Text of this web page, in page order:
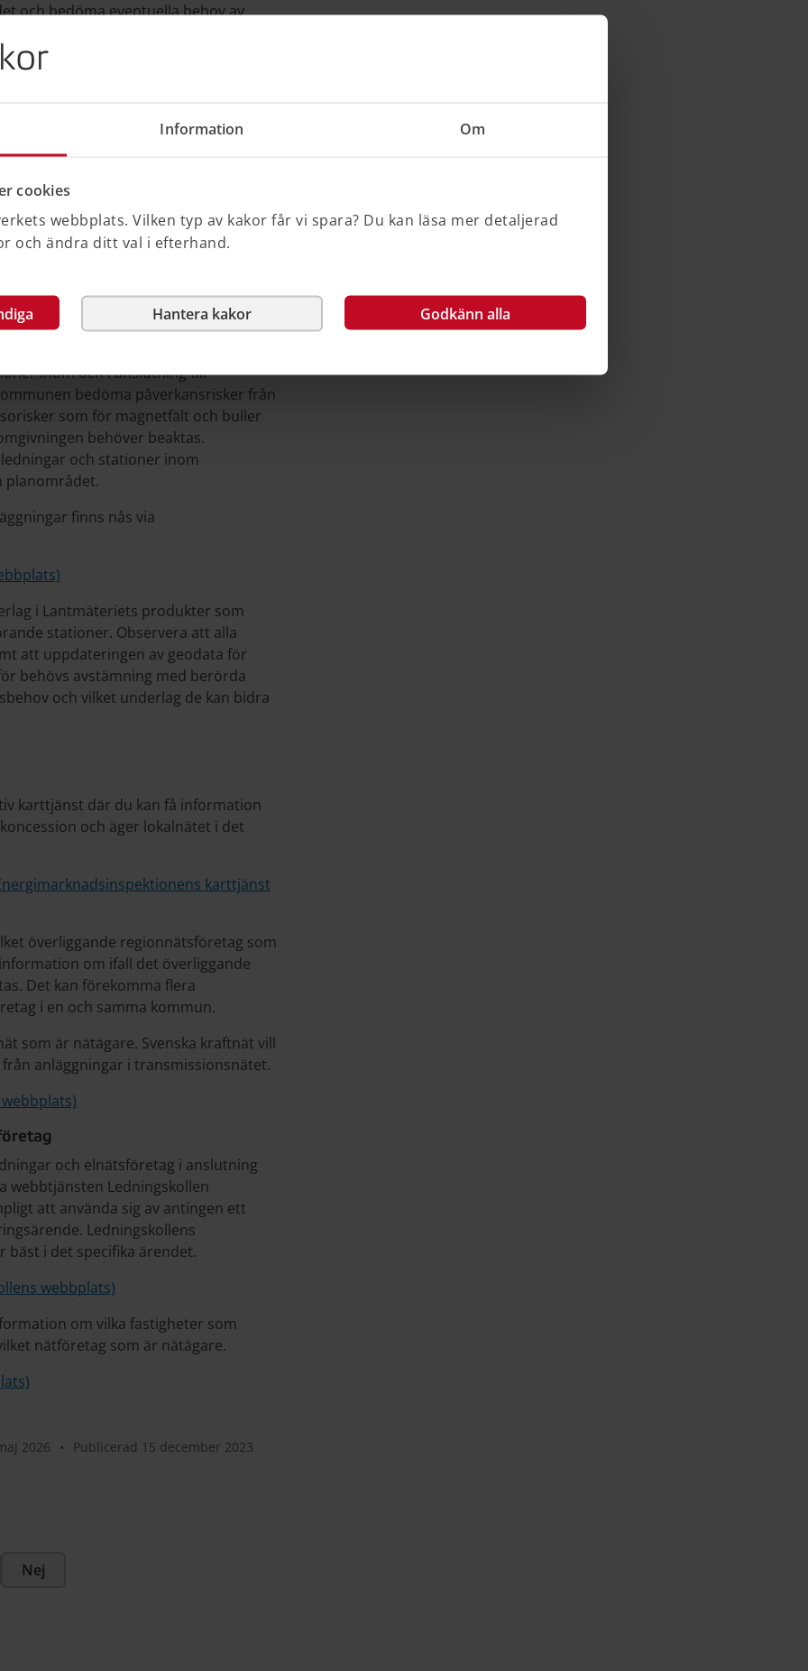
Information Om
cookies
webbplats. Vilken typ av kakor får vi spara? Du kan läsa mer detaljerad
och ändra ditt val i efterhand.
Hantera kakor Godkänn alla
och bedöma eventuella behov av
kommunens fortsatta planarbete
skyddsavstånd samt
om vilken information som
elnätsföretag
kan kommunen också få
inom och i anslutning till
bedöma påverkansrisker från
som för magnetfält och buller
behöver beaktas.
och stationer inom
planområdet.
finns nås via
i Lantmäteriets produkter som
stationer. Observera att alla
att uppdateringen av geodata för
behövs avstämning med berörda
och vilket underlag de kan bidra
karttjänst där du kan få information
och äger lokalnätet i det
karttjänst
överliggande regionnätsföretag som
om ifall det överliggande
Det kan förekomma flera
i en och samma kommun.
som är nätägare. Svenska kraftnät vill
anläggningar i transmissionsnätet.
och elnätsföretag i anslutning
webbtjänsten Ledningskollen
att använda sig av antingen ett
Ledningskollens
bäst i det specifika ärendet.
webbplats)
om vilka fastigheter som
nätföretag som är nätägare.
2026 • Publicerad 15 december 2023
Nej